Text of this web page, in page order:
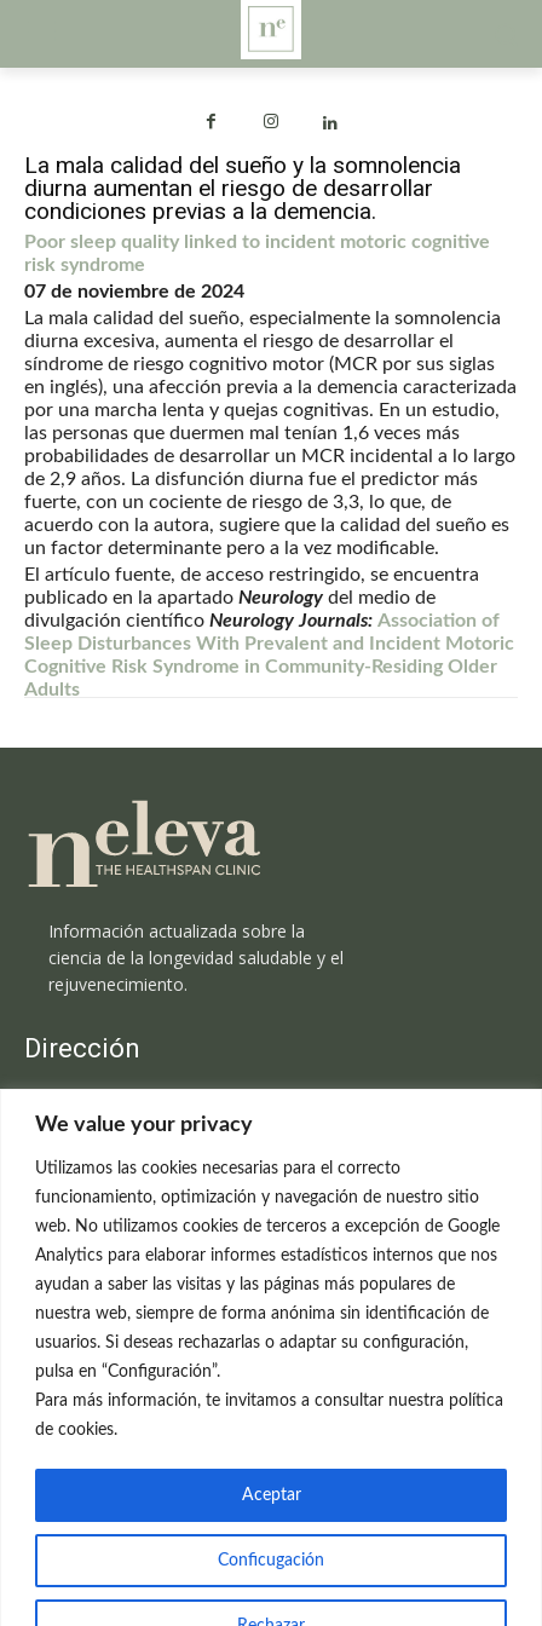
We value your privacy
Utilizamos las cookies necesarias para el correcto
funcionamiento, optimización y navegación de nuestro sitio
web. No utilizamos cookies de terceros a excepción de Google
Analytics para elaborar informes estadísticos internos que nos
ayudan a saber las visitas y las páginas más populares de
nuestra web, siempre de forma anónima sin identificación de
usuarios. Si deseas rechazarlas o adaptar su configuración,
pulsa en “Configuración”.
Para más información, te invitamos a consultar nuestra política
de cookies.
Conficugación
Aceptar
La mala calidad del sueño y la somnolencia
diurna aumentan el riesgo de desarrollar
condiciones previas a la demencia.
Poor sleep quality linked to incident motoric cognitive
risk syndrome
07 de noviembre de 2024
La mala calidad del sueño, especialmente la somnolencia
diurna excesiva, aumenta el riesgo de desarrollar el
síndrome de riesgo cognitivo motor (MCR por sus siglas
en inglés), una afección previa a la demencia caracterizada
por una marcha lenta y quejas cognitivas. En un estudio,
las personas que duermen mal tenían 1,6 veces más
probabilidades de desarrollar un MCR incidental a lo largo
de 2,9 años. La disfunción diurna fue el predictor más
fuerte, con un cociente de riesgo de 3,3, lo que, de
acuerdo con la autora, sugiere que la calidad del sueño es
un factor determinante pero a la vez modificable.
El artículo fuente, de acceso restringido, se encuentra
publicado en la apartado Neurology del medio de
divulgación científico Neurology Journals: Association of
Sleep Disturbances With Prevalent and Incident Motoric
Cognitive Risk Syndrome in Community-Residing Older
Adults
Información actualizada sobre la
ciencia de la longevidad saludable y el
rejuvenecimiento.
Dirección
C/Claudio Coello, 19 - 1º
699 595 619
rejuvenecimiento@clinicaneleva.com
Información Legal
Política de Privacidad
Política de Cookies
© el Radar del Rejuvenecimiento